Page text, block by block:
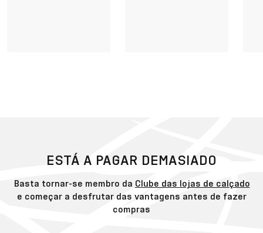
ESTÁ A PAGAR DEMASIADO
Basta tornar-se membro da Clube das lojas de calçado
e começar a desfrutar das vantagens antes de fazer
compras